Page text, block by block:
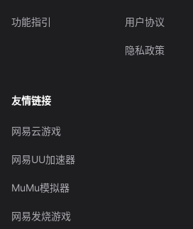
功能指引 用户协议
隐私政策
友情链接
网易云游戏
网易UU加速器
MuMu模拟器
网易发烧游戏